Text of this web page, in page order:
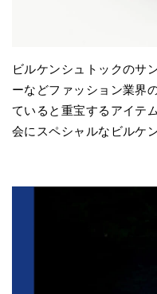
ビルケンシュトックのサ
ーなどファッション業界
ていると重宝するアイテ
会にスペシャルなビルケ